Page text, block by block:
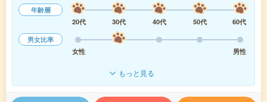
年齢層
20代
30代 40代 50代
60代
男女比率
女性
男性
もっと見る